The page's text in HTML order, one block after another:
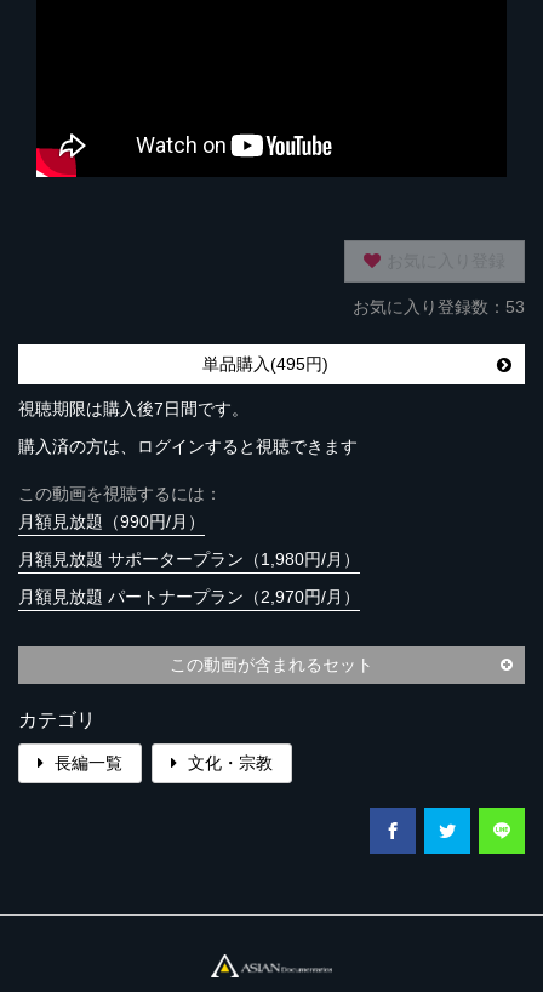
お気に入り登録数：53
単品購入(495円)
視聴期限は購入後7日間です。
購入済の方は、ログインすると視聴できます
この動画を視聴するには：
月額見放題（990円/月）
月額見放題 サポータープラン（1,980円/月）
月額見放題 パートナープラン（2,970円/月）
この動画が含まれるセット
カテゴリ
長編一覧 文化・宗教